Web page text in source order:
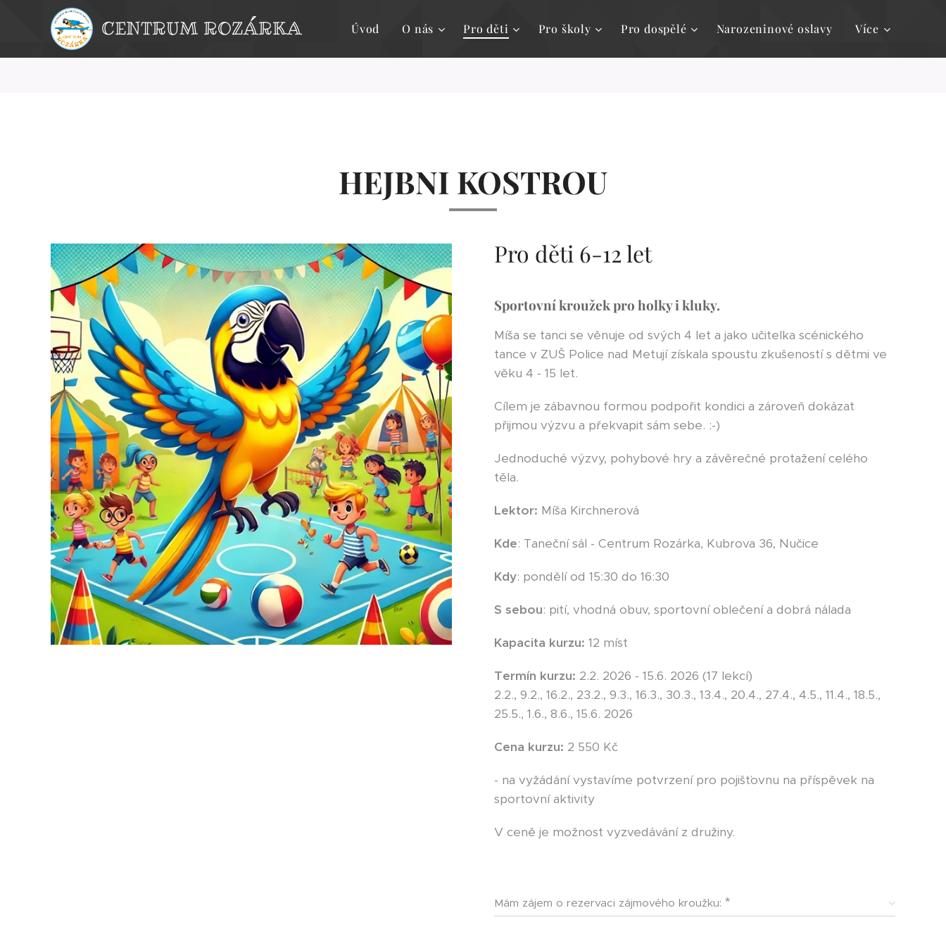
CENTRUM ROZÁRKA Úvod O nás Pro děti Pro školy Pro dospělé Narozeninové oslavy Více
HEJBNI KOSTROU
Pro děti 6-12 let
Sportovní kroužek pro holky i kluky.
Míša se tanci se věnuje od svých 4 let a jako učitelka scénického
tance v ZUŠ Police nad Metují získala spoustu zkušeností s dětmi ve
věku 4 - 15 let.
Cílem je zábavnou formou podpořit kondici a zároveň dokázat
přijmou výzvu a překvapit sám sebe. :-)
Jednoduché výzvy, pohybové hry a závěrečné protažení celého
těla.
Lektor: Míša Kirchnerová
Kde: Taneční sál - Centrum Rozárka, Kubrova 36, Nučice
Kdy: pondělí od 15:30 do 16:30
S sebou: pití, vhodná obuv, sportovní oblečení a dobrá nálada
Kapacita kurzu: 12 míst
Termín kurzu: 2.2. 2026 - 15.6. 2026 (17 lekcí)
2.2., 9.2., 16.2., 23.2., 9.3., 16.3., 30.3., 13.4., 20.4., 27.4., 4.5., 11.4., 18.5.,
25.5., 1.6., 8.6., 15.6. 2026
Cena kurzu: 2 550 Kč
- na vyžádání vystavíme potvrzení pro pojišťovnu na příspěvek na
sportovní aktivity
V ceně je možnost vyzvedávání z družiny.
Mám zájem o rezervaci zájmového kroužku: